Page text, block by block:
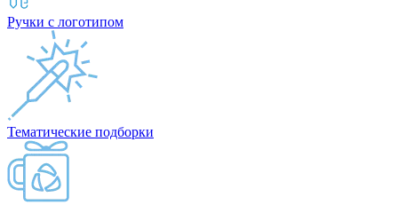
Ручки с логотипом
Тематические подборки